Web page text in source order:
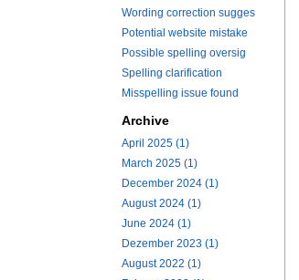
Wording correction sugges
Potential website mistake
Possible spelling oversig
Spelling clarification
Misspelling issue found
Archive
April 2025 (1)
March 2025 (1)
December 2024 (1)
August 2024 (1)
June 2024 (1)
Dezember 2023 (1)
August 2022 (1)